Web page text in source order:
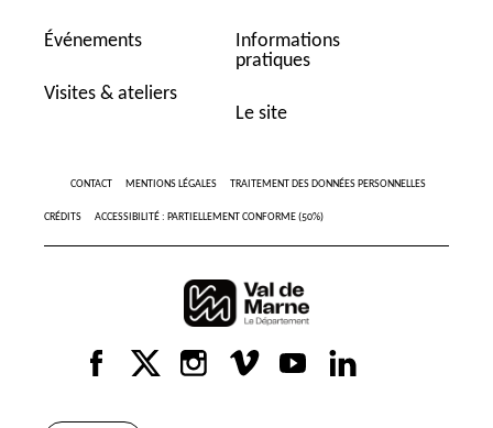
Événements
Visites & ateliers
Informations
pratiques
Le site
CONTACT MENTIONS LÉGALES TRAITEMENT DES DONNÉES PERSONNELLES
CRÉDITS ACCESSIBILITÉ : PARTIELLEMENT CONFORME (50%)